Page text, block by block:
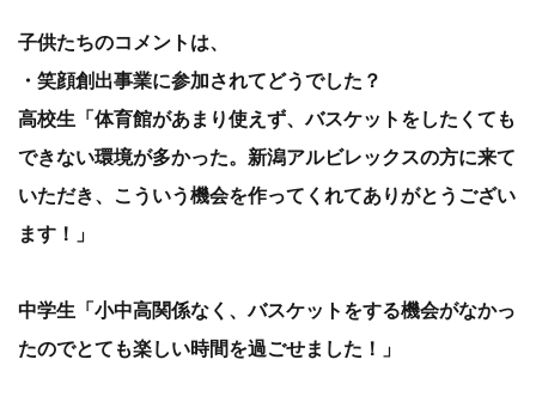
子供たちのコメントは、
・笑顔創出事業に参加されてどうでした？
高校生「体育館があまり使えず、バスケットをしたくても
できない環境が多かった。新潟アルビレックスの方に来て
いただき、こういう機会を作ってくれてありがとうござい
ます！」
中学生「小中高関係なく、バスケットをする機会がなかっ
たのでとても楽しい時間を過ごせました！」